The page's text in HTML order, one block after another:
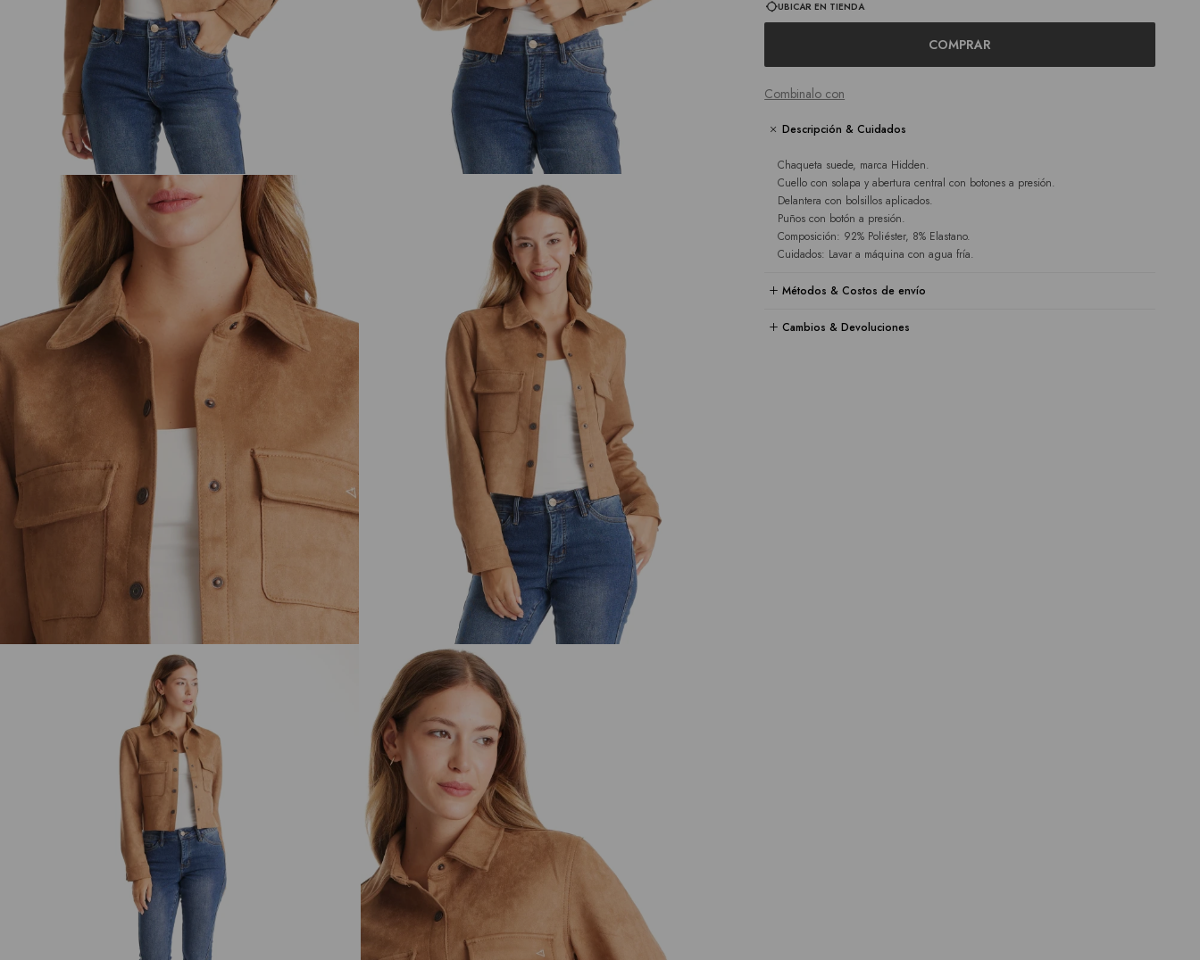
UBICAR EN TIENDA
COMPRAR
Combinalo con
Descripción & Cuidados
Chaqueta suede, marca Hidden.
Cuello con solapa y abertura central con botones a presión.
Delantera con bolsillos aplicados.
Puños con botón a presión.
Composición: 92% Poliéster, 8% Elastano.
Cuidados: Lavar a máquina con agua fría.
Métodos & Costos de envío
Cambios & Devoluciones